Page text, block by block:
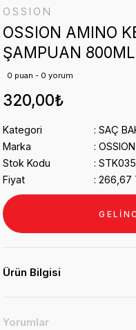
OSSION
OSSION AMINO
ŞAMPUAN 800ML
0 puan - 0 yorum
320,00₺
Kategori
SAÇ
Marka
OSSION
Stok Kodu
Fiyat
266,67
Ürün Bilgisi
Yorumlar